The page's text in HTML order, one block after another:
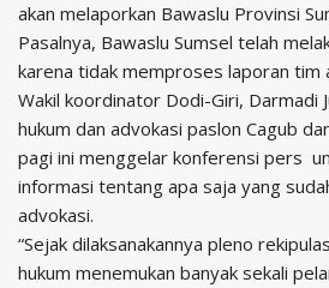
akan melaporkan Bawaslu Provinsi
Pasalnya, Bawaslu Sumsel telah
karena tidak memproses laporan tim
Wakil koordinator Dodi-Giri,
hukum dan advokasi paslon Cagub
pagi ini menggelar konferensi pers
informasi tentang apa saja yang
advokasi.
“Sejak dilaksanakannya pleno
hukum menemukan banyak sekali